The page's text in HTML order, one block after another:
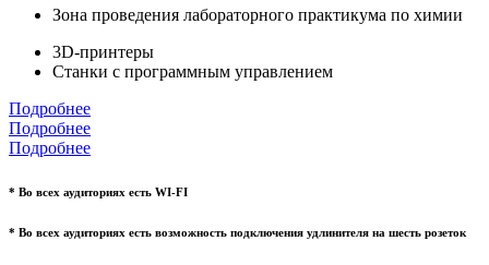
Зона проведения лабораторного практикума по химии
3D-принтеры
Станки с программным управлением
Подробнее
Подробнее
Подробнее
* Во всех аудиториях есть WI-FI
* Во всех аудиториях есть возможность подключения удлинителя на шесть розеток